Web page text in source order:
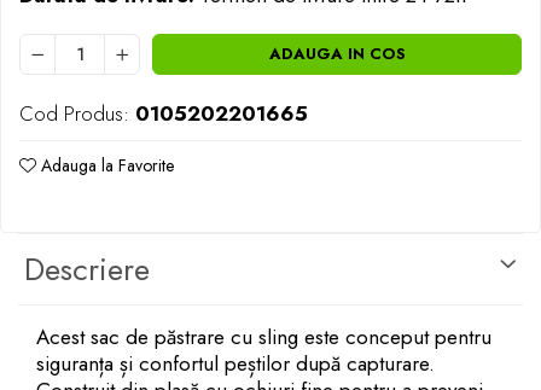
Opritoare pescuit
Crosete si burghie pescuit
Foarfeca pescuit
Cleste pescuit
ADAUGA IN COS
Cod Produs: 0105202201665
Adauga la Favorite
Descriere
Acest sac de păstrare cu sling este conceput pentru
siguranța și confortul peștilor după capturare.